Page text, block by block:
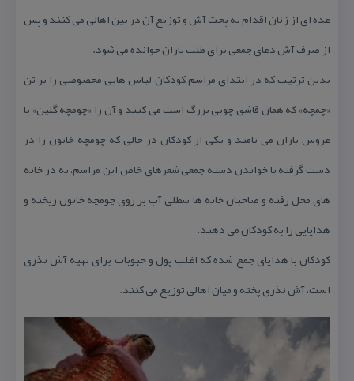
عده ای از زنان اقدام به پخت آش و توزیع آن در بین اهالی می كنند و پس
از صرف آش دعای جمعی برای طلب باران خوانده می شود.
بدین ترتیب كه در ابتدای مراسم كودكان لباس هایی مخصوصی را بر تن
«چمچه» كه همان قاشق چوبی بزرگ است می كنند و آن را «چومچه گلین» یا
عروس باران می نامند و یكی از كودكان در حالی كه چومچه خاتون را در
دست گرفته با خواندن دسته جمعی شعرهای خاص این مراسم، به در خانه
های محل رفته و صاحبان خانه ها سطلی آب بر روی چومچه خاتون ریخته و
هدایایی را به كودكان می دهند.
كودكان با هدایای جمع شده كه اغلب پول و حبوبات برای تهیه آش نذری
است، آش نذری پخته و میان اهالی توزیع می كنند.